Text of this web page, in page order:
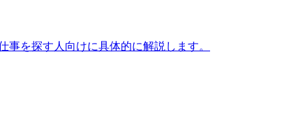
を探す人向けに具体的に解説します。